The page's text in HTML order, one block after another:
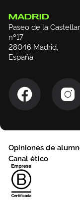
MADRID
Paseo de la
nº17
28046 Madrid,
España
Opiniones de
Canal ético